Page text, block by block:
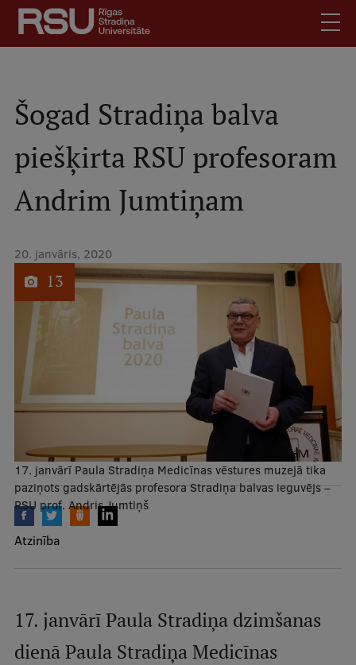
Pārlekt
galveno
saturu
Mobile
augšējā
izvēlne
Studentiem
Absolventiem
Bibliotēka
Kontakti
Mobile
galvenā
Studiju iespējas
Pamatstudiju programmas
Maģistra studiju programmas
Doktorantūra
Praktiska informācija
Šogad Stradiņa balva
piešķirta RSU profesoram
Andrim Jumtiņam
13
17. janvārī Paula Stradiņa Medicīnas vēstures muzejā tika
paziņots gadskārtējās profesora Stradiņa balvas ieguvējs –
RSU prof. Andris Jumtiņš
20. janvāris, 2020
Atzinība
17. janvārī Paula Stradiņa dzimšanas
dienā Paula Stradiņa Medicīnas